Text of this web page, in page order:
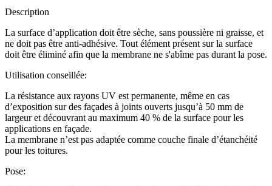
Description
La surface d’application doit être sèche, sans poussière ni graisse, et
ne doit pas être anti-adhésive. Tout élément présent sur la surface
doit être éliminé afin que la membrane ne s'abîme pas durant la pose.
Utilisation conseillée:
La résistance aux rayons UV est permanente, même en cas
d’exposition sur des façades à joints ouverts jusqu’à 50 mm de
largeur et découvrant au maximum 40 % de la surface pour les
applications en façade.
La membrane n’est pas adaptée comme couche finale d’étanchéité
pour les toitures.
Pose: